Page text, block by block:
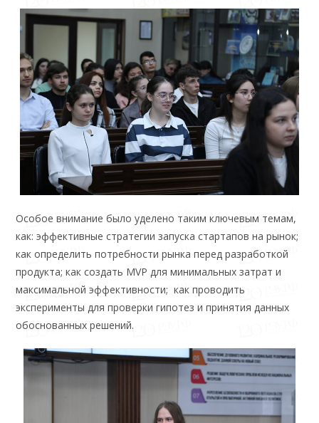
Особое внимание было уделено таким ключевым темам,
как: эффективные стратегии запуска стартапов на рынок;
как определить потребности рынка перед разработкой
продукта; как создать MVP для минимальных затрат и
максимальной эффективности; как проводить
эксперименты для проверки гипотез и принятия данных
обоснованных решений.